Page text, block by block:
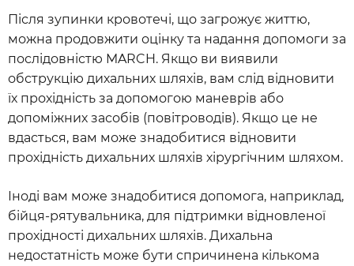
Після зупинки кровотечі, що загрожує життю,
можна продовжити оцінку та надання допомоги за
послідовністю MARCH. Якщо ви виявили
обструкцію дихальних шляхів, вам слід відновити
їх прохідність за допомогою маневрів або
допоміжних засобів (повітроводів). Якщо це не
вдасться, вам може знадобитися відновити
прохідність дихальних шляхів хірургічним шляхом.
Іноді вам може знадобитися допомога, наприклад,
бійця-рятувальника, для підтримки відновленої
прохідності дихальних шляхів. Дихальна
недостатність може бути спричинена кількома